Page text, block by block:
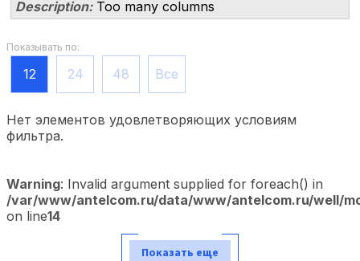
Description:Too many columns
Показывать по:
12 24 48 Все
Нет элементов удовлетворяющих условиям
фильтра.
Warning: Invalid argument supplied for foreach() in
/var/www/antelcom.ru/data/www/antelcom.ru/well/
on line14
Показать еще